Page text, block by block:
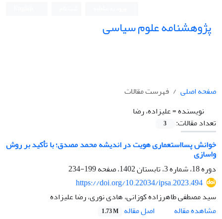
پژوهشنامه علوم سیاسی
صفحه اصلی
فهرست مقالات
نویسنده =علیزاده، رضا
تعداد مقالات:
3
خوانش پسااستعماری هویت در اندیشه محمد مصدق؛ با تأکید بر روش
واسازی
دوره 18، شماره 3، تابستان 1402، صفحه
199-234
https://doi.org/10.22034/ipsa.2023.494
سید مصطفی طاهرزاده کوزانی، هادی نوری، رضا علیزاده
مشاهده مقاله
اصل مقاله 1.73 M